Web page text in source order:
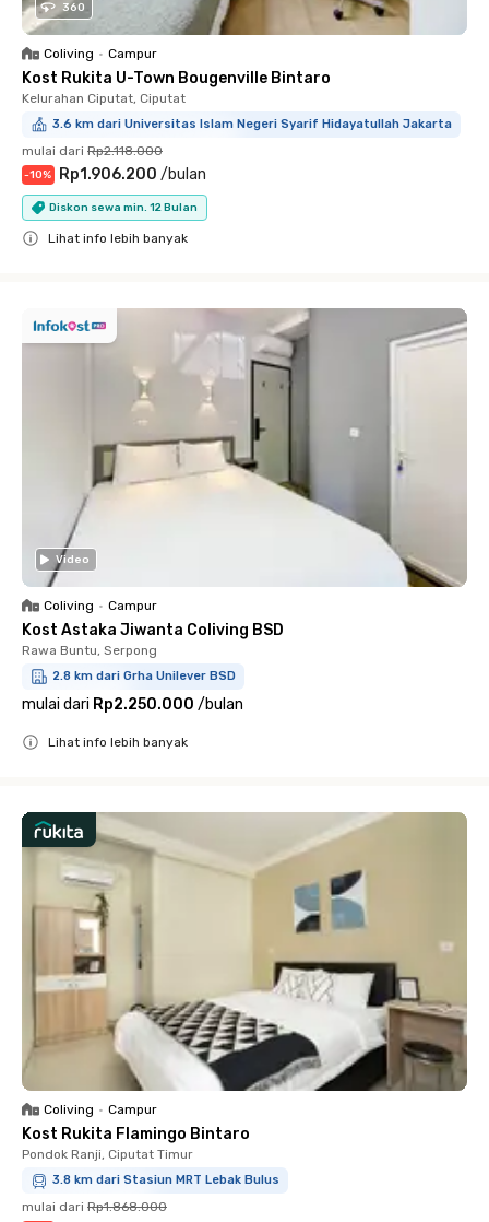
360
Coliving • Campur
Kost Rukita U-Town Bougenville Bintaro
Kelurahan Ciputat, Ciputat
3.6 km dari Universitas Islam Negeri Syarif Hidayatullah Jakarta
mulai dari Rp2.118.000
-10% Rp1.906.200 /bulan
Diskon sewa min. 12 Bulan
Lihat info lebih banyak
Video
Coliving • Campur
Kost Astaka Jiwanta Coliving BSD
Rawa Buntu, Serpong
2.8 km dari Grha Unilever BSD
mulai dari Rp2.250.000 /bulan
Lihat info lebih banyak
Coliving • Campur
Kost Rukita Flamingo Bintaro
Pondok Ranji, Ciputat Timur
3.8 km dari Stasiun MRT Lebak Bulus
mulai dari Rp1.868.000